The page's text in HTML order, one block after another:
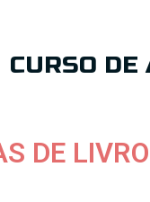
CURSO
DE